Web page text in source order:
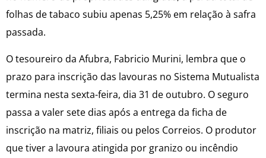
folhas de tabaco subiu apenas 5,25% em relação à safra
passada.
O tesoureiro da Afubra, Fabricio Murini, lembra que o
prazo para inscrição das lavouras no Sistema Mutualista
termina nesta sexta-feira, dia 31 de outubro. O seguro
passa a valer sete dias após a entrega da ficha de
inscrição na matriz, filiais ou pelos Correios. O produtor
que tiver a lavoura atingida por granizo ou incêndio